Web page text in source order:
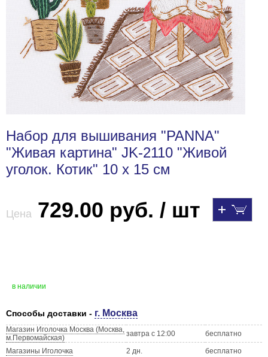
Набор для вышивания "PANNA"
"Живая картина" JK-2110 "Живой
уголок. Котик" 10 х 15 см
Цена 729.00 руб. / шт
в наличии
Способы доставки - г. Москва
Магазин Иголочка Москва (Москва,
м.Первомайская)
завтра с 12:00 бесплатно
Магазины Иголочка 2 дн. бесплатно